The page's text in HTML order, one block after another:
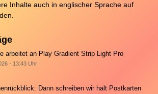
Inhalte auch in englischer Sprache auf
arbeitet an Play Gradient Strip Light Pro
- 13:43 Uhr
Dann schreiben wir halt Postkarten